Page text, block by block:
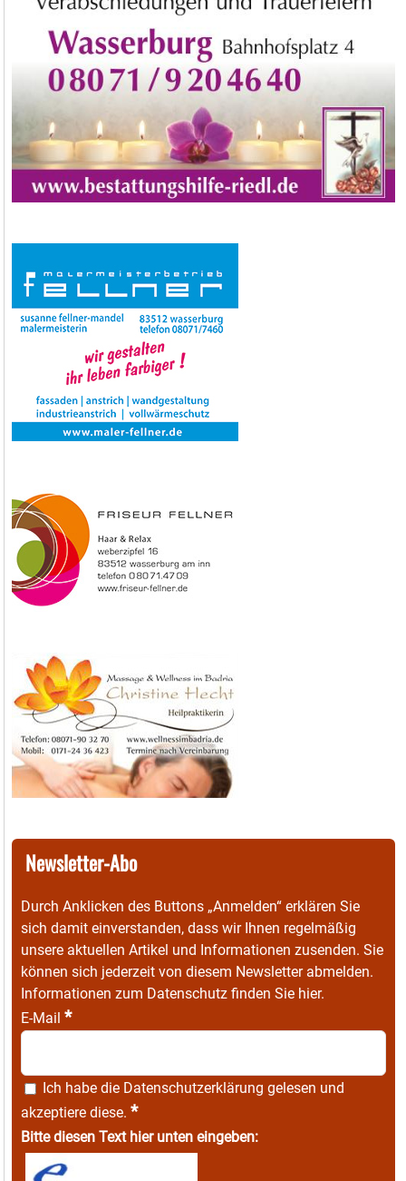
Newsletter-Abo
Durch Anklicken des Buttons „Anmelden“ erklären Sie
sich damit einverstanden, dass wir Ihnen regelmäßig
unsere aktuellen Artikel und Informationen zusenden. Sie
können sich jederzeit von diesem Newsletter abmelden.
Informationen zum Datenschutz finden Sie hier.
E-Mail *
Ich habe die Datenschutzerklärung gelesen und
akzeptiere diese. *
Bitte diesen Text hier unten eingeben: